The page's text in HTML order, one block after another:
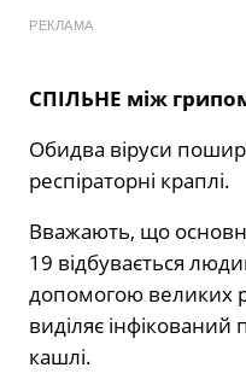
РЕКЛАМА
СПІЛЬНЕ між
Обидва віруси
респіраторні краплі.
Вважають, що
19 відбувається
допомогою великих
виділяє
кашлі.